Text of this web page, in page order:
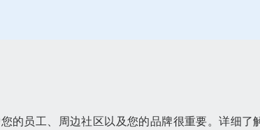
的员工、周边社区以及您的品牌很重要。详细了